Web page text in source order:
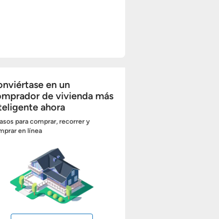
en un
de vivienda más
ahora
para comprar, recorrer y
en línea